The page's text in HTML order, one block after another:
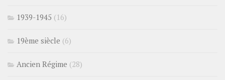
1939-1945 (16)
19ème siècle (6)
Ancien Régime (28)